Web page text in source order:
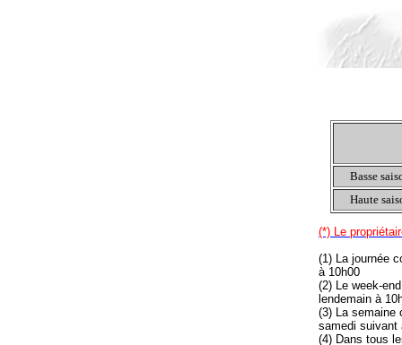
Basse
Haute
(*) Le
(1) La journée
à 10h00
(2) Le week-
lendemain à
(3) La semaine
samedi suivant
(4) Dans tous